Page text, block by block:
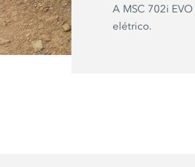
A MSC 702i EVO
elétrico.